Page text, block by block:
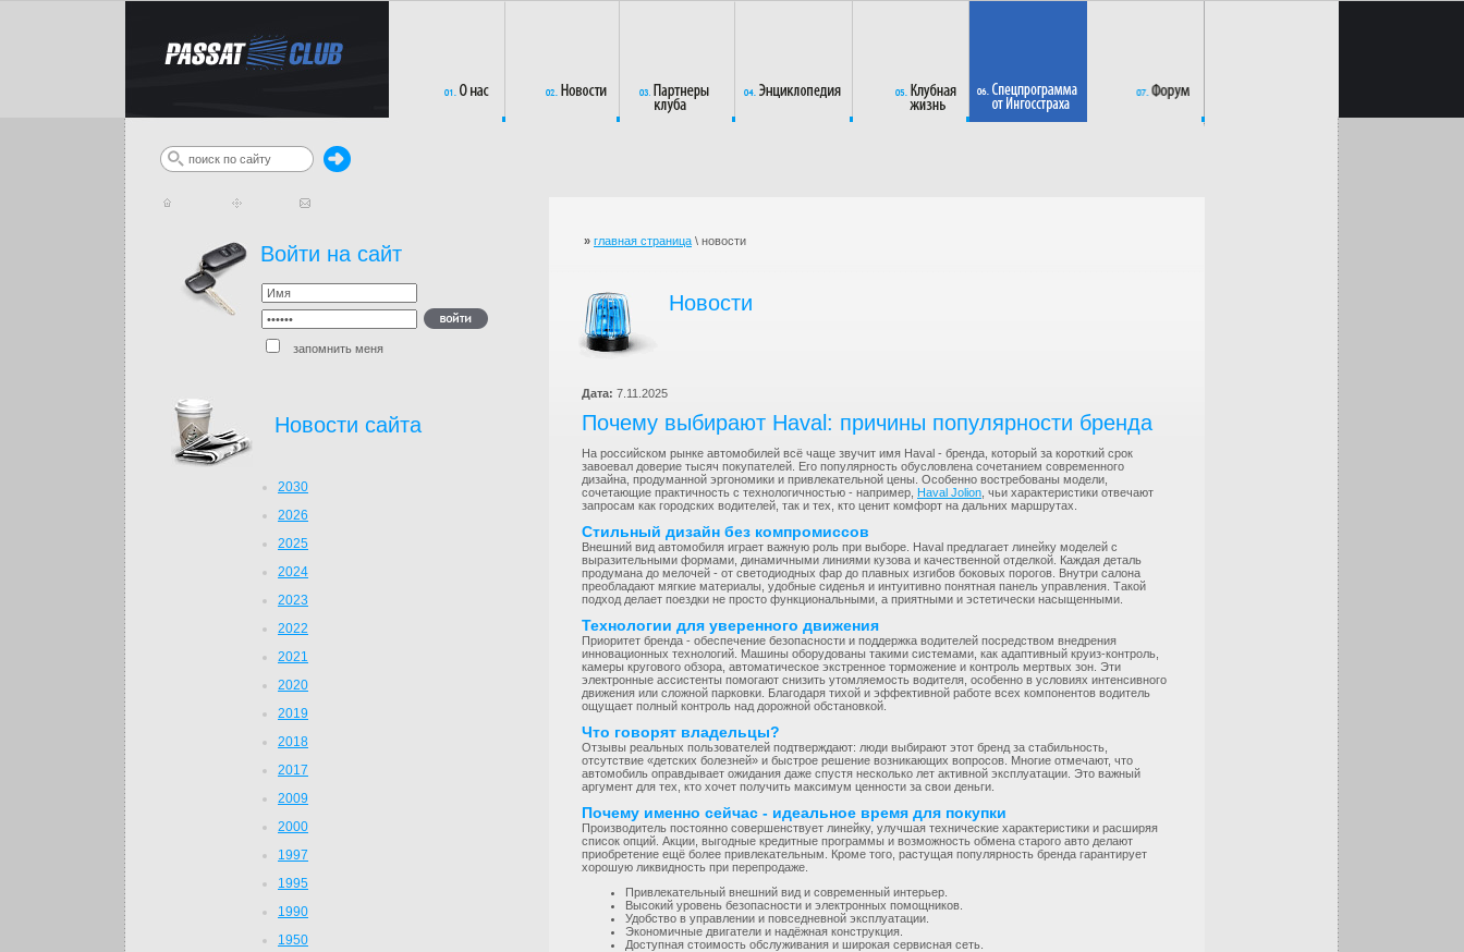
Войти на сайт
запомнить меня
Новости сайта
2030
2026
2025
2024
2023
2022
2021
2020
2019
2018
2017
2009
2000
1997
1995
1990
1950
» главная страница \ новости
Новости
Дата: 7.11.2025
Почему выбирают Haval: причины популярности бренда
На российском рынке автомобилей всё чаще звучит имя Haval - бренда, который за короткий срок
завоевал доверие тысяч покупателей. Его популярность обусловлена сочетанием современного
дизайна, продуманной эргономики и привлекательной цены. Особенно востребованы модели,
сочетающие практичность с технологичностью - например, Haval Jolion , чьи характеристики отвечают
запросам как городских водителей, так и тех, кто ценит комфорт на дальних маршрутах.
Стильный дизайн без компромиссов
Внешний вид автомобиля играет важную роль при выборе. Haval предлагает линейку моделей с
выразительными формами, динамичными линиями кузова и качественной отделкой. Каждая деталь
продумана до мелочей - от светодиодных фар до плавных изгибов боковых порогов. Внутри салона
преобладают мягкие материалы, удобные сиденья и интуитивно понятная панель управления. Такой
подход делает поездки не просто функциональными, а приятными и эстетически насыщенными.
Технологии для уверенного движения
Приоритет бренда - обеспечение безопасности и поддержка водителей посредством внедрения
инновационных технологий. Машины оборудованы такими системами, как адаптивный круиз-контроль,
камеры кругового обзора, автоматическое экстренное торможение и контроль мертвых зон. Эти
электронные ассистенты помогают снизить утомляемость водителя, особенно в условиях интенсивного
движения или сложной парковки. Благодаря тихой и эффективной работе всех компонентов водитель
ощущает полный контроль над дорожной обстановкой.
Что говорят владельцы?
Отзывы реальных пользователей подтверждают: люди выбирают этот бренд за стабильность,
отсутствие «детских болезней» и быстрое решение возникающих вопросов. Многие отмечают, что
автомобиль оправдывает ожидания даже спустя несколько лет активной эксплуатации. Это важный
аргумент для тех, кто хочет получить максимум ценности за свои деньги.
Почему именно сейчас - идеальное время для покупки
Производитель постоянно совершенствует линейку, улучшая технические характеристики и расширяя
список опций. Акции, выгодные кредитные программы и возможность обмена старого авто делают
приобретение ещё более привлекательным. Кроме того, растущая популярность бренда гарантирует
хорошую ликвидность при перепродаже.
Привлекательный внешний вид и современный интерьер.
Высокий уровень безопасности и электронных помощников.
Удобство в управлении и повседневной эксплуатации.
Экономичные двигатели и надёжная конструкция.
Доступная стоимость обслуживания и широкая сервисная сеть.